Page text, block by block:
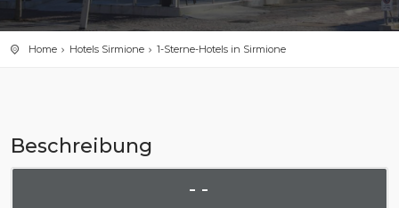
Home Hotels Sirmione 1-Sterne-Hotels in Sirmione
Beschreibung
- -